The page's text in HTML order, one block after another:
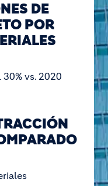
DE
POR
vs. 2020